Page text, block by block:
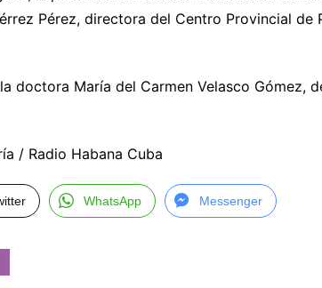
Pérez, directora del Centro Provincial de
doctora María del Carmen Velasco Gómez,
/ Radio Habana Cuba
WhatsApp Messenger